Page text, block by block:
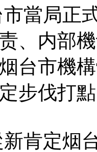
市當局正
、内部
台市機
步伐打
肯定烟